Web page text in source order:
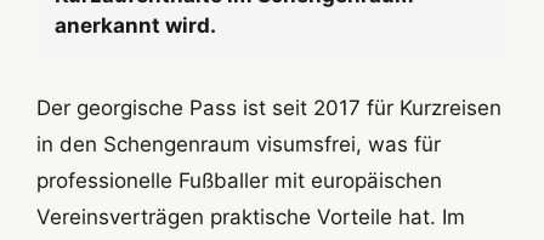
anerkannt wird.
Der georgische Pass ist seit 2017 für Kurzreisen
in den Schengenraum visumsfrei, was für
professionelle Fußballer mit europäischen
Vereinsverträgen praktische Vorteile hat. Im